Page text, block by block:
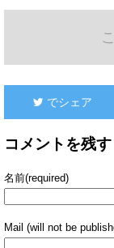
でシェア
コメントを残す
名前(required)
Mail (will not be